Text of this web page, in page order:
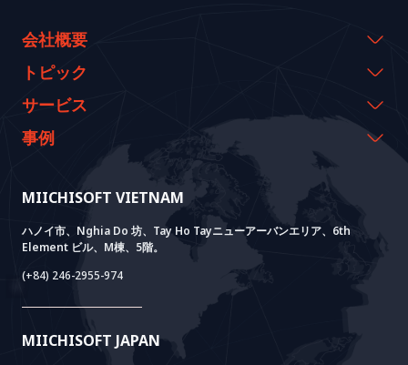
MIICHISOFT VIETNAM
ハノイ市、Nghia Do 坊、Tay Ho Tayニューアーバンエリア、6th
Element ビル、M棟、5階。
(+84) 246-2955-974
MIICHISOFT JAPAN
会社概要
会社概要
代表のメッセージ
沿革
価値観
トピック
イベント & ウェビナー
資料室
ニュース
FAQ
サービス
AI CO-CREATION
AI PoC開発
Core Lab
System Lab
Power Lab
Cloud Lab
AI+ SOLUTIONS
AI+ Products
Meet AI+
AI+ Package
RAG Package
VIETNAM BRIDGE
BOTモデル
法人設立支援
事例
実績
お客様の声